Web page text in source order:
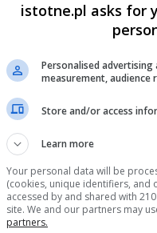
fot. istotne.pl
istotne.pl asks for
Personalised
measurement, audience
Store and/or access
Learn more
Your personal data will be
(cookies, unique identifiers, and
accessed by and shared with
site. We and our partners may
partners.